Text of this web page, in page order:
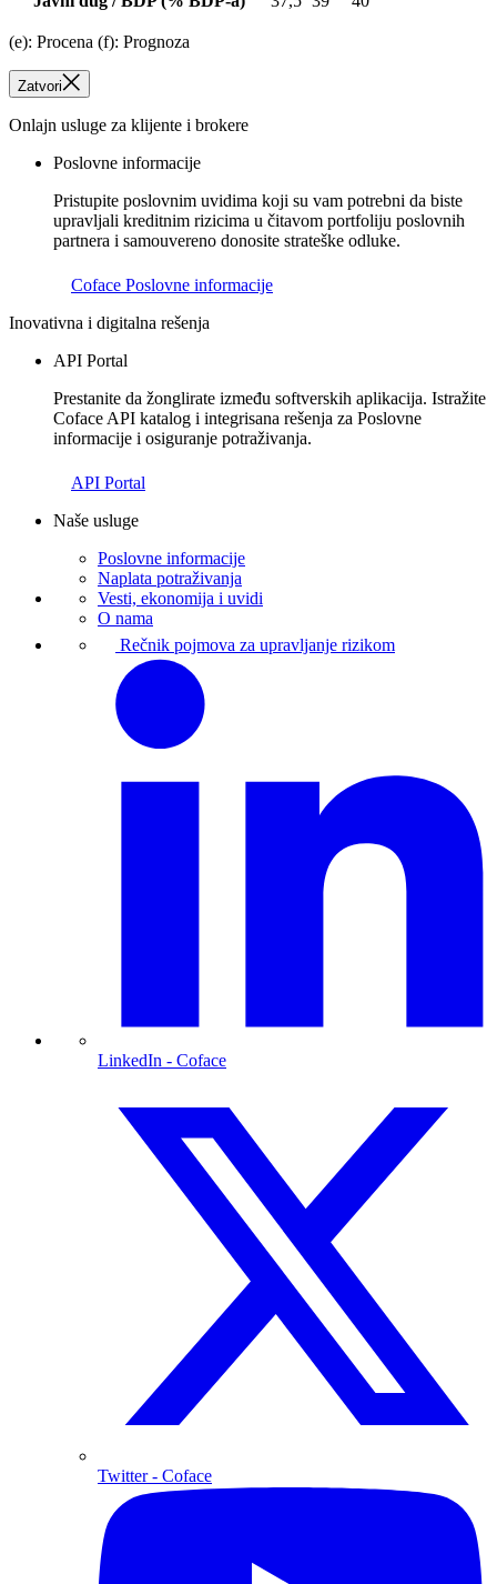
(e): Procena (f): Prognoza
Zatvori
Onlajn usluge za klijente i brokere
Poslovne informacije
Pristupite poslovnim uvidima koji su vam potrebni da biste
upravljali kreditnim rizicima u čitavom portfoliju poslovnih
partnera i samouvereno donosite strateške odluke.
Coface Poslovne informacije
Inovativna i digitalna rešenja
API Portal
Prestanite da žonglirate između softverskih aplikacija. Istražite
Coface API katalog i integrisana rešenja za Poslovne
informacije i osiguranje potraživanja.
API Portal
Naše usluge
Poslovne informacije
Naplata potraživanja
Vesti, ekonomija i uvidi
O nama
Rečnik pojmova za upravljanje rizikom
LinkedIn - Coface
Twitter- Coface